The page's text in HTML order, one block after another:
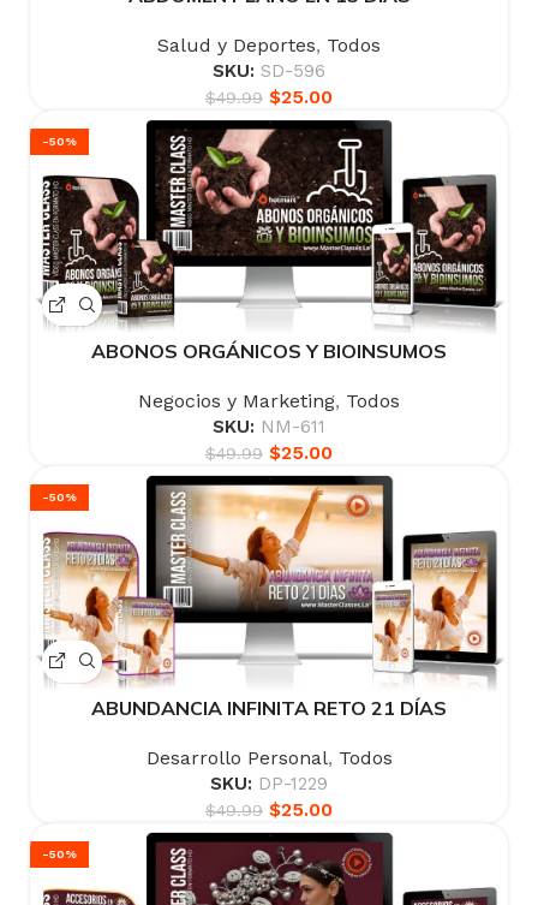
Salud y Deportes, Todos
SKU: SD-596
$49.99 $25.00
-50%
ABONOS ORGÁNICOS Y BIOINSUMOS
Negocios y Marketing, Todos
SKU: NM-611
$49.99 $25.00
-50%
ABUNDANCIA INFINITA RETO 21 DÍAS
Desarrollo Personal, Todos
SKU: DP-1229
$49.99 $25.00
-50%